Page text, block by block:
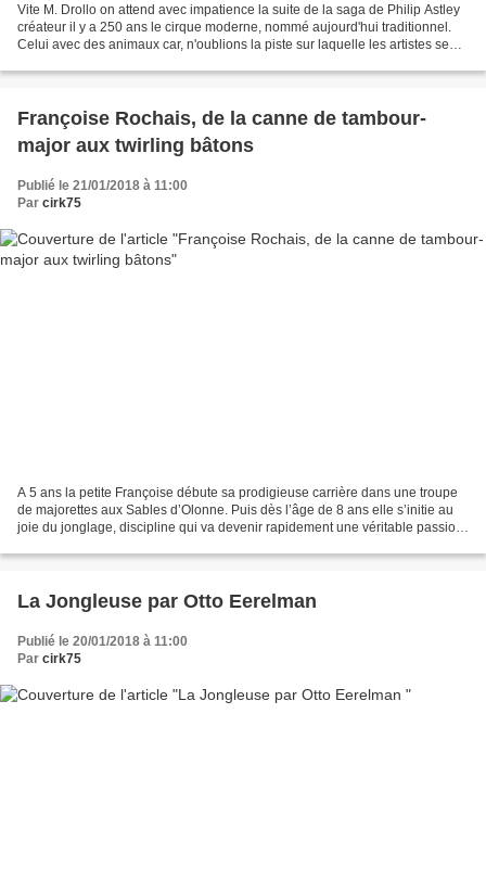
Vite M. Drollo on attend avec impatience la suite de la saga de Philip Astley
créateur il y a 250 ans le cirque moderne, nommé aujourd'hui traditionnel.
Celui avec des animaux car, n'oublions la piste sur laquelle les artistes se
Françoise Rochais, de la canne de tambour-
major aux twirling bâtons
Publié le 21/01/2018 à 11:00
Par cirk75
A 5 ans la petite Françoise débute sa prodigieuse carrière dans une troupe
de majorettes aux Sables d’Olonne. Puis dès l’âge de 8 ans elle s’initie au
joie du jonglage, discipline qui va devenir rapidement une véritable passion.
La Jongleuse par Otto Eerelman
Publié le 20/01/2018 à 11:00
Par cirk75